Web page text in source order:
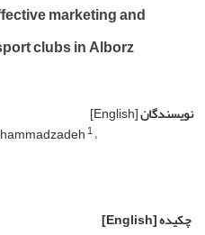
marketing and
clubs in Alborz
نویسندگان[English]
1
چکیده[English]